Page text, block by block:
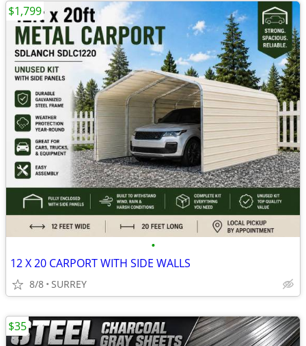
•
12 X 20 CARPORT WITH SIDE WALLS
8/8 SURREY
$1,799
$35